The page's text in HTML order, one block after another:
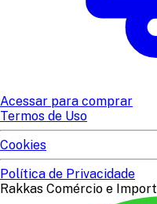
Acessar para comprar
Termos de Uso
Cookies
Política de Privacidade
Rakkas Comércio e